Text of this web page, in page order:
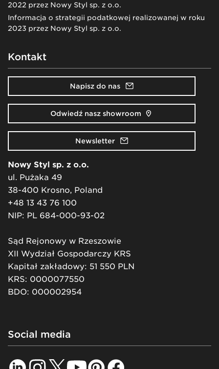
2022 przez Nowy Styl sp. z o.o.
Informacja o strategii podatkowej realizowanej w roku
2023 przez Nowy Styl sp. z o.o.
Kontakt
Napisz do nas
Odwiedź nasz showroom
Newsletter
Nowy Styl sp. z o.o.
ul. Pużaka 49
38-400 Krosno, Poland
+48 13 43 76 100
NIP: PL 684-000-93-02
Sąd Rejonowy w Rzeszowie
XII Wydział Gospodarczy KRS
Kapitał zakładowy: 51 550 PLN
KRS: 0000077550
BDO: 000002954
Social media